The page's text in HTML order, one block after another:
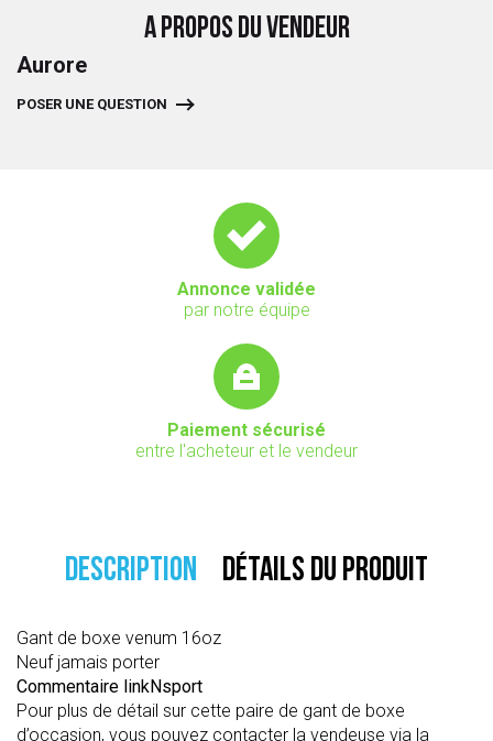
A PROPOS DU VENDEUR
Aurore
POSER UNE QUESTION
Annonce validée
par notre équipe
Paiement sécurisé
entre l'acheteur et le vendeur
DESCRIPTION DÉTAILS DU PRODUIT
Gant de boxe venum 16oz
Neuf jamais porter
Commentaire linkNsport
Pour plus de détail sur cette paire de gant de boxe
d’occasion, vous pouvez contacter la vendeuse via la